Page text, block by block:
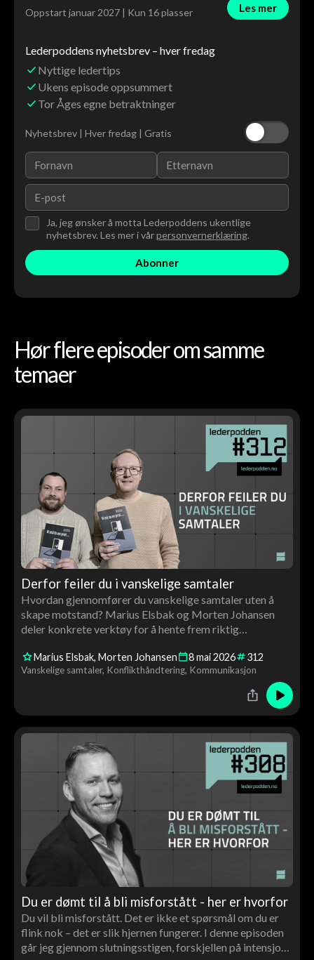
Lederpoddens nyhetsbrev – hver fredag
Nyttige ledertips
Ukens episode oppsummert
Tor Åges egne betraktninger
Nyhetsbrev | Hver fredag | Gratis
Ja, jeg ønsker å motta Lederpoddens ukentlige
nyhetsbrev. Les mer i vårpersonvernerklæring.
Oppstart januar 2027 | Kun 16 plasser Les mer
Hør flere episoder om samme
temaer
Derfor feiler du i vanskelige samtaler
Hvordan gjennomfører du vanskelige samtaler uten å
skape motstand? Marius Elsbak og Morten Johansen
deler konkrete verktøy for å hente frem riktig
Marius Elsbak Morten Johansen 8mai2026 312
Vanskelige samtaler Konflikthåndtering Kommunikasjon
Du er dømt til å bli misforstått - her er hvorfor
Du vil bli misforstått. Det er ikke et spørsmål om du er
flink nok – det er slik hjernen fungerer. I denne episoden
går jeg gjennom slutningsstigen, forskjellen på intensjon